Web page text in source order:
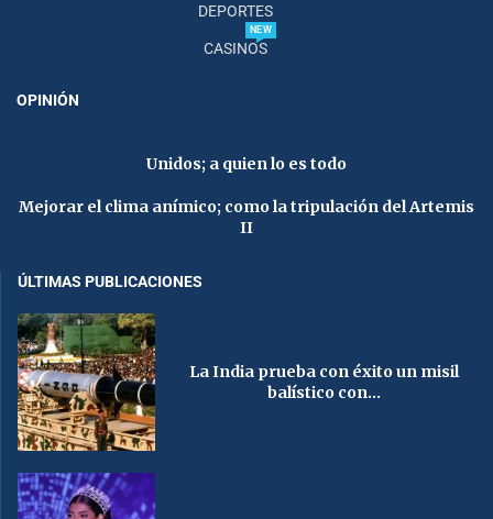
DEPORTES
CASINOS
NEW
OPINIÓN
Unidos; a quien lo es todo
Mejorar el clima anímico; como la tripulación del Artemis
II
ÚLTIMAS PUBLICACIONES
La India prueba con éxito un misil
balístico con...